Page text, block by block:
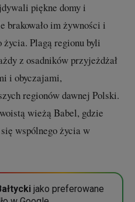
piękne domy i
brakowało im żywności i
życia. Plagą regionu byli
z osadników przyjeżdżał
i obyczajami,
regionów dawnej Polski.
wieżą Babel, gdzie
wspólnego życia w
jako preferowane